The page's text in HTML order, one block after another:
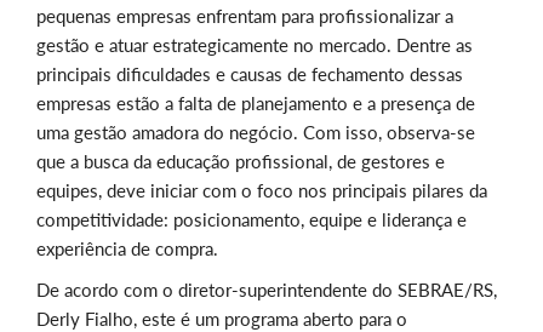
pequenas empresas enfrentam para profissionalizar a
gestão e atuar estrategicamente no mercado. Dentre as
principais dificuldades e causas de fechamento dessas
empresas estão a falta de planejamento e a presença de
uma gestão amadora do negócio. Com isso, observa-se
que a busca da educação profissional, de gestores e
equipes, deve iniciar com o foco nos principais pilares da
competitividade: posicionamento, equipe e liderança e
experiência de compra.
De acordo com o diretor-superintendente do SEBRAE/RS,
Derly Fialho, este é um programa aberto para o